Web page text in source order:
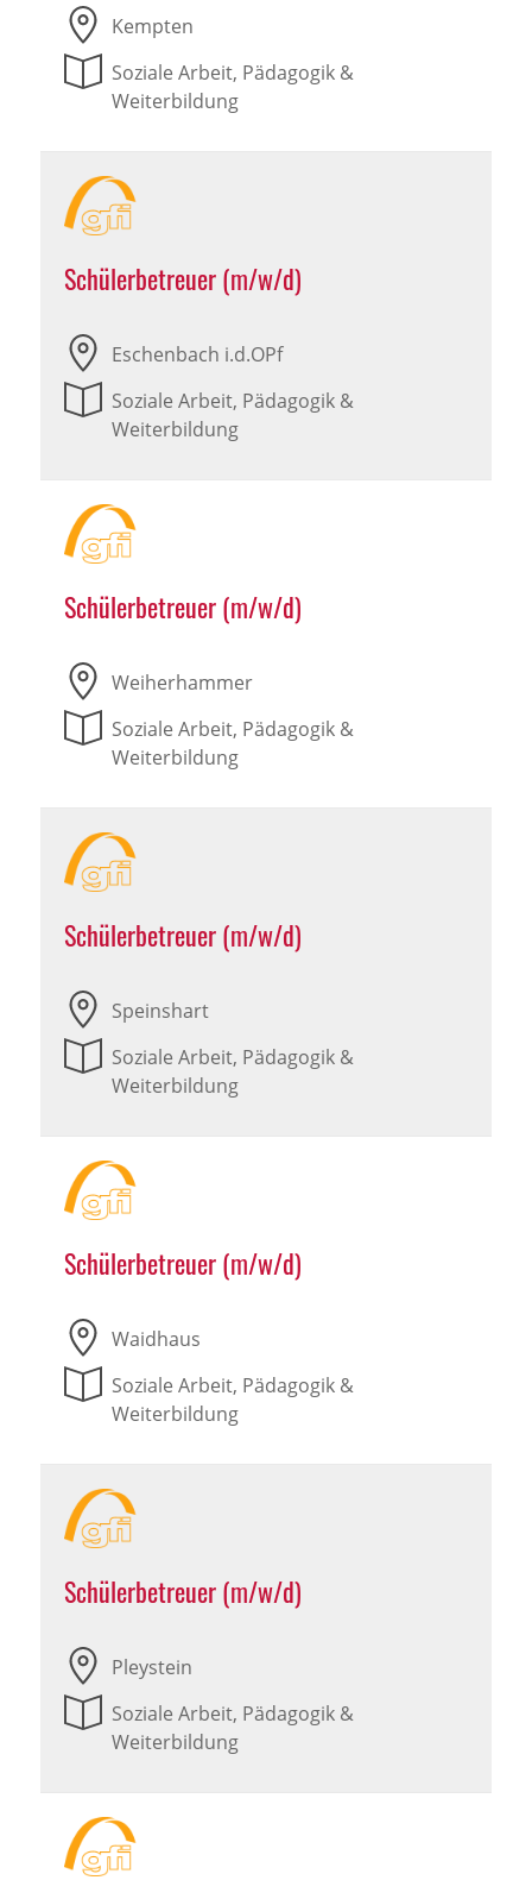
Kempten
Soziale Arbeit, Pädagogik &
Weiterbildung
Schülerbetreuer (m/w/d)
Eschenbach i.d.OPf
Soziale Arbeit, Pädagogik &
Weiterbildung
Schülerbetreuer (m/w/d)
Weiherhammer
Soziale Arbeit, Pädagogik &
Weiterbildung
Schülerbetreuer (m/w/d)
Speinshart
Soziale Arbeit, Pädagogik &
Weiterbildung
Schülerbetreuer (m/w/d)
Waidhaus
Soziale Arbeit, Pädagogik &
Weiterbildung
Schülerbetreuer (m/w/d)
Pleystein
Soziale Arbeit, Pädagogik &
Weiterbildung